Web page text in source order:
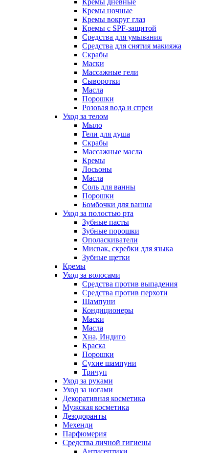
Кремы дневные
Кремы ночные
Кремы вокруг глаз
Кремы с SPF-защитой
Средства для умывания
Средства для снятия макияжа
Скрабы
Маски
Массажные гели
Сыворотки
Масла
Порошки
Розовая вода и спреи
Уход за телом
Мыло
Гели для душа
Скрабы
Массажные масла
Кремы
Лосьоны
Масла
Соль для ванны
Порошки
Бомбочки для ванны
Уход за полостью рта
Зубные пасты
Зубные порошки
Ополаскиватели
Мисвак, скребки для языка
Зубные щетки
Кремы
Уход за волосами
Средства против выпадения
Средства против перхоти
Шампуни
Кондиционеры
Маски
Масла
Хна, Индиго
Краска
Порошки
Сухие шампуни
Тричуп
Уход за руками
Уход за ногами
Декоративная косметика
Мужская косметика
Дезодоранты
Мехенди
Парфюмерия
Средства личной гигиены
Антисептики